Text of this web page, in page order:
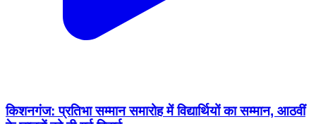
किशनगंज: प्रतिभा सम्मान समारोह में विद्यार्थियों का सम्मान, आठवीं